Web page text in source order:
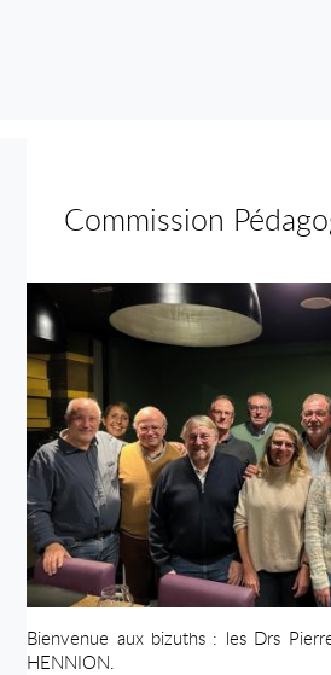
Commission
Bienvenue aux bizuths : les Drs
HENNION.